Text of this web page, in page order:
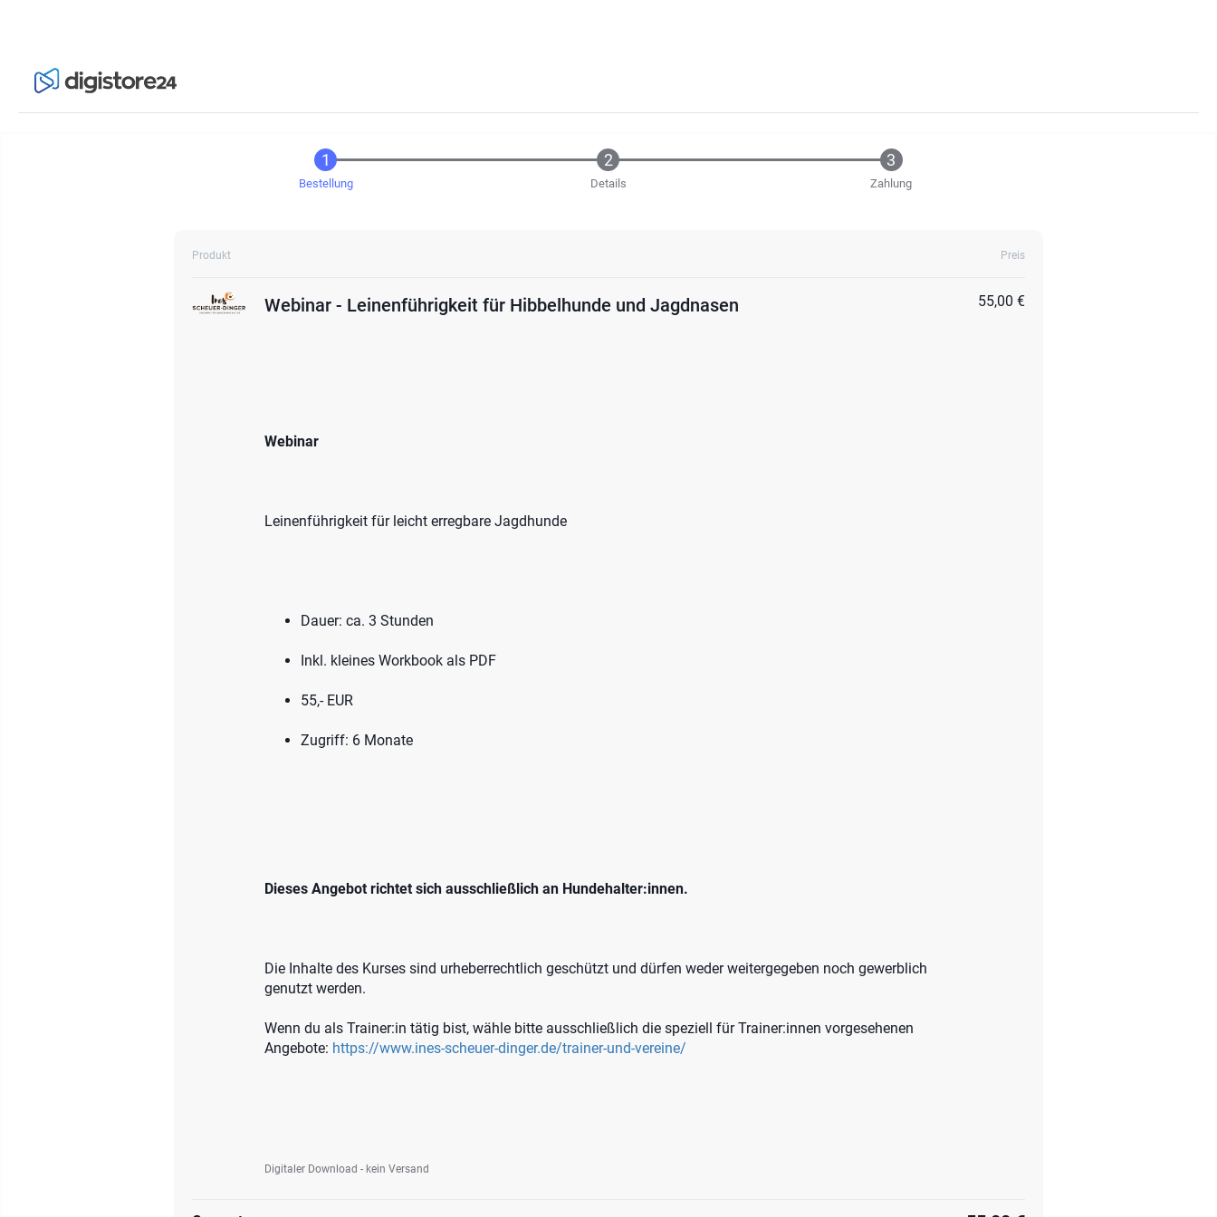
Bestellung Details Zahlung
Produkt Preis
Webinar - Leinenführigkeit für Hibbelhunde und Jagdnasen
Webinar
Leinenführigkeit für leicht erregbare Jagdhunde
Dauer: ca. 3 Stunden
Inkl. kleines Workbook als PDF
55,- EUR
Zugriff: 6 Monate
Dieses Angebot richtet sich ausschließlich an Hundehalter:innen.
Die Inhalte des Kurses sind urheberrechtlich geschützt und dürfen weder weitergegeben noch gewerblich
genutzt werden.
Wenn du als Trainer:in tätig bist, wähle bitte ausschließlich die speziell für Trainer:innen vorgesehenen
Angebote: https://www.ines-scheuer-dinger.de/trainer-und-vereine/
Digitaler Download - kein Versand
55,00 €